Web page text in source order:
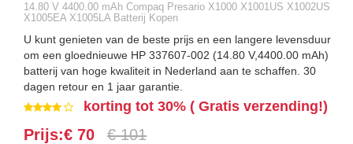
14.80 V 4400.00 mAh Compaq Presario X1000 X1001US X1002US
X1005EA X1005LA Batterij Kopen
U kunt genieten van de beste prijs en een langere levensduur
om een gloednieuwe HP 337607-002 (14.80 V,4400.00 mAh)
batterij van hoge kwaliteit in Nederland aan te schaffen. 30
dagen retour en 1 jaar garantie.
korting tot 30% ( Gratis verzending!)
Prijs:€ 70 € 101